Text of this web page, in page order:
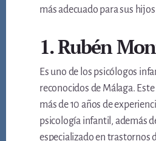
más adecuado para sus
1. Rubén
Es uno de los psicólogos
reconocidos de Málaga.
más de 10 años de
psicología infantil, además
especializado en trastornos